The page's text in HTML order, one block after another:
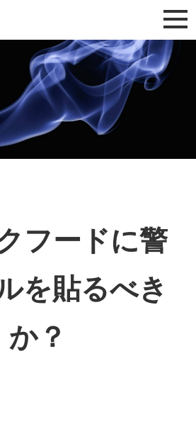
誠 makoto hoshino
フードに警
を貼るべき
か？